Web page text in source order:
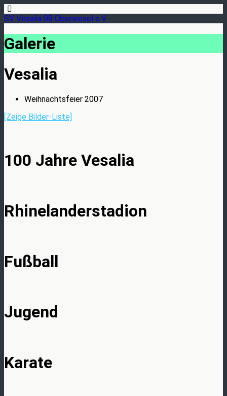
SV Vesalia 08 Oberwesel e.V.
Galerie
Vesalia
Weihnachtsfeier 2007
[Zeige Bilder-Liste]
100 Jahre Vesalia
Rhinelanderstadion
Fußball
Jugend
Karate